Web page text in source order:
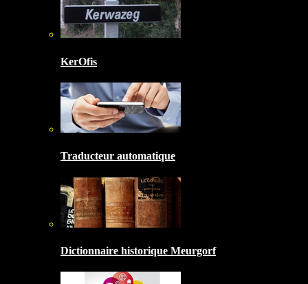
KerOfis
Traducteur automatique
Dictionnaire historique Meurgorf